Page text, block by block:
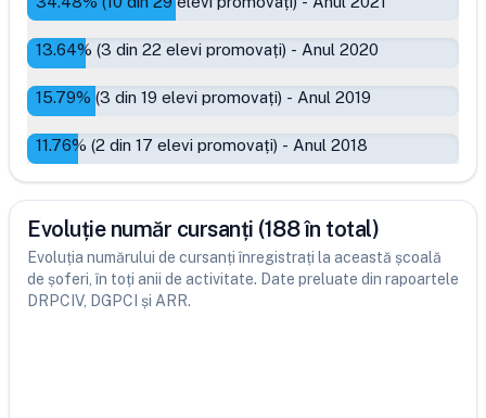
13.64% (3 din 22 elevi promovați) - Anul 2020
15.79% (3 din 19 elevi promovați) - Anul 2019
11.76% (2 din 17 elevi promovați) - Anul 2018
Evoluție număr cursanți (188 în total)
Evoluția numărului de cursanți înregistrați la această școală
de șoferi, în toți anii de activitate. Date preluate din rapoartele
DRPCIV, DGPCI și ARR.